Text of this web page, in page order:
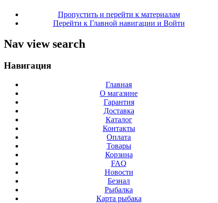
Пропустить и перейти к материалам
Перейти к Главной навигации и Войти
Nav view search
Навигация
Главная
О магазине
Гарантия
Доставка
Каталог
Контакты
Оплата
Товары
Корзина
FAQ
Новости
Безнал
Рыбалка
Карта рыбака